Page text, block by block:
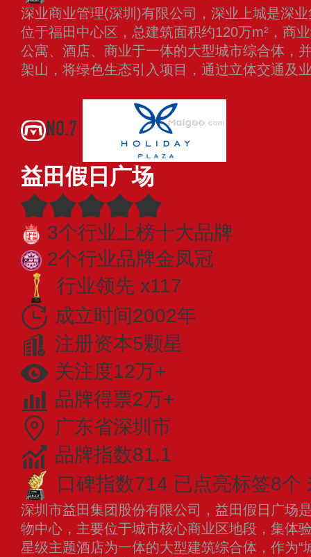
深业商业管理(深圳)有限公司，深业上城是深
位于福田中心区，总建筑面积约120万m²，商
公寓、酒店、商业于一体的大型城市综合体，
架山，将绿色生态引入项目，通过立体交通及
NO.7
益田假日广场
3个行业上榜十大品牌
2个行业品牌金凤冠
行业领先 x117
成立时间2002年
注册资本5颗星
关注度12万+
品牌得票2万+
广东省深圳市
品牌指数81.1
口碑指数714 已点亮标签8个
深圳市益田集团股份有限公司，益田假日广场
物中心，主要位于城市核心商业区地段，集体
星级主题酒店为一体的大型建筑综合体，作为“